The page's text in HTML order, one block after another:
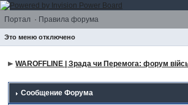
Портал · Правила форума
Это меню отключено
WAROFFLINE | Зрада чи Перемога: форум
Сообщение Форума